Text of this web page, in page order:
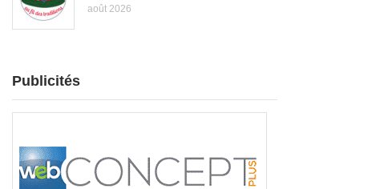
août 2026
Publicités